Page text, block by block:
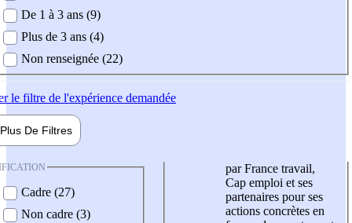
De 1 à 3 ans (9)
Plus de 3 ans (4)
Non renseignée (22)
le filtre de l'expérience demandée
Plus De Filtres
Cadre (27)
Non cadre (3)
par France travail,
Cap emploi et ses
partenaires pour ses
actions concrètes en